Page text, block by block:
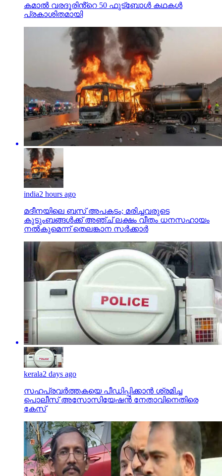
കമാൽ വരദൂരിൻ്റെ 50 ഫുട്ബോൾ കഥകൾ
പ്രകാശിതമായി
india2 hours ago
മദീനയിലെ ബസ് അപകടം; മരിച്ചവരുടെ
കുടുംബങ്ങള്‍ക്ക് അഞ്ച് ലക്ഷം വീതം ധനസഹായം
നല്‍കുമെന്ന് തെലങ്കാന സര്‍ക്കാര്‍
kerala2 days ago
സഹപ്രവര്‍ത്തകയെ പീഡിപ്പിക്കാന്‍ ശ്രമിച്ച
പൊലീസ് അസോസിയേഷന്‍ നേതാവിനെതിരെ
കേസ്